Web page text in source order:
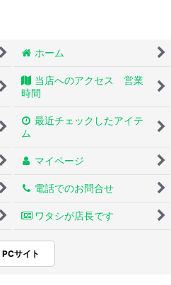
ホーム
当店へのアクセス 営業
時間
最近チェックしたアイテ
ム
マイページ
電話でのお問合せ
ワタシが店長です
PCサイト